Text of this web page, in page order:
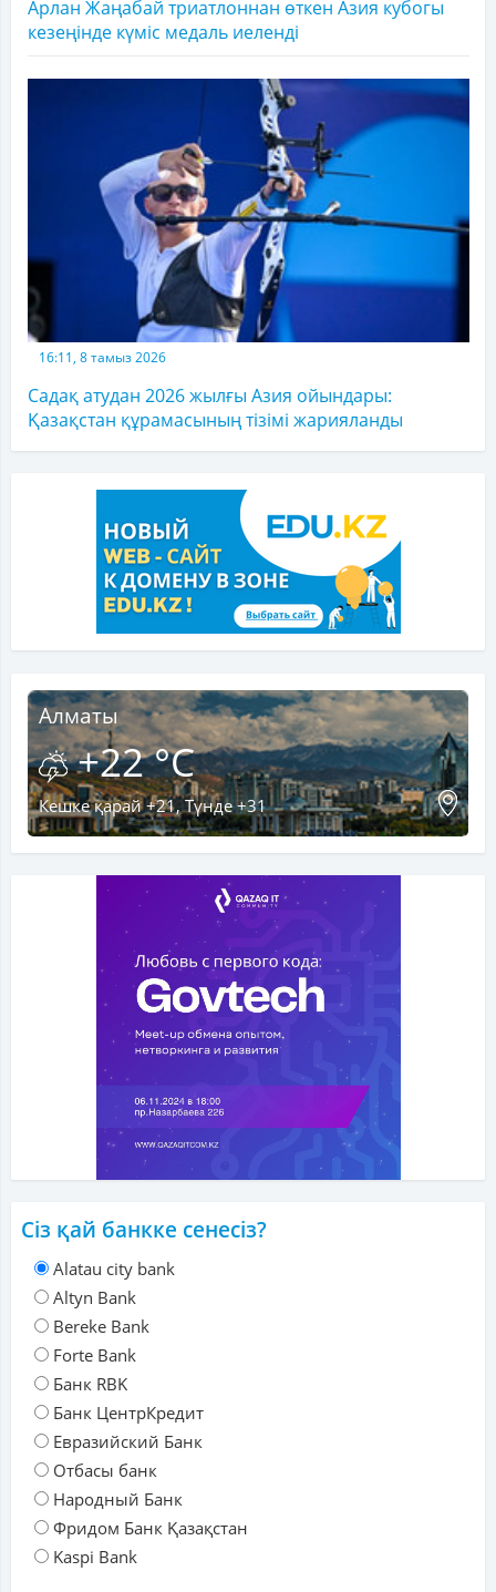
Арлан Жаңабай триатлоннан өткен Азия кубогы
кезеңінде күміс медаль иеленді
16:11, 8 тамыз 2026
Садақ атудан 2026 жылғы Азия ойындары:
Қазақстан құрамасының тізімі жарияланды
Алматы
+22 °C
Кешке қарай +21, Түнде +31
Сіз қай банкке сенесіз?
Alatau city bank
Altyn Bank
Bereke Bank
Forte Bank
Банк RBK
Банк ЦентрКредит
Евразийский Банк
Отбасы банк
Народный Банк
Фридом Банк Қазақстан
Kaspi Bank